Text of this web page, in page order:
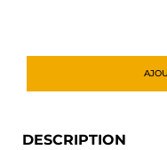
DESCRIPTION